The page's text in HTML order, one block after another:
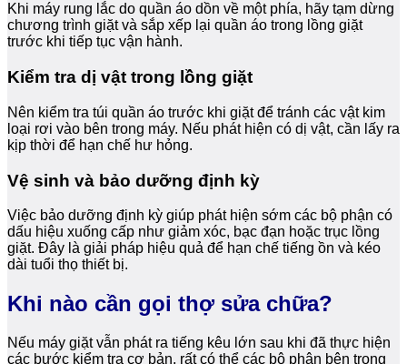
Khi máy rung lắc do quần áo dồn về một phía, hãy tạm dừng
chương trình giặt và sắp xếp lại quần áo trong lồng giặt
trước khi tiếp tục vận hành.
Kiểm tra dị vật trong lồng giặt
Nên kiểm tra túi quần áo trước khi giặt để tránh các vật kim
loại rơi vào bên trong máy. Nếu phát hiện có dị vật, cần lấy ra
kịp thời để hạn chế hư hỏng.
Vệ sinh và bảo dưỡng định kỳ
Việc bảo dưỡng định kỳ giúp phát hiện sớm các bộ phận có
dấu hiệu xuống cấp như giảm xóc, bạc đạn hoặc trục lồng
giặt. Đây là giải pháp hiệu quả để hạn chế tiếng ồn và kéo
dài tuổi thọ thiết bị.
Khi nào cần gọi thợ sửa chữa?
Nếu máy giặt vẫn phát ra tiếng kêu lớn sau khi đã thực hiện
các bước kiểm tra cơ bản, rất có thể các bộ phận bên trong